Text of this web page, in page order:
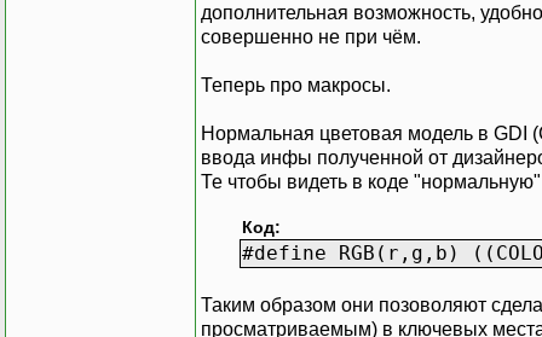
дополнительная возможность,
совершенно не при чём.
Теперь про макросы.
Нормальная цветовая модель в GDI
ввода инфы полученной от
Те чтобы видеть в коде
Код:
#define RGB(r,g,b)
Таким образом они позоволяют
просматриваемым) в ключевых